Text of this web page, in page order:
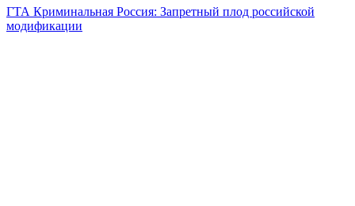
ГТА Криминальная Россия: Запретный плод российской
модификации